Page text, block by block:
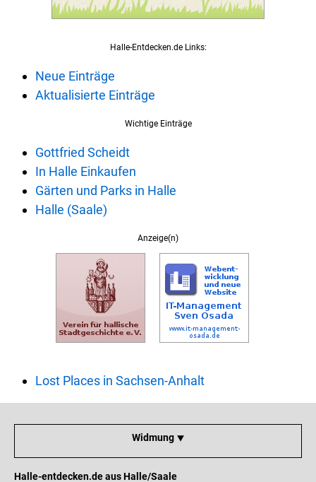
Halle-Entdecken.de Links:
Neue Einträge
Aktualisierte Einträge
Wichtige Einträge
Gottfried Scheidt
In Halle Einkaufen
Gärten und Parks in Halle
Halle (Saale)
Anzeige(n)
Lost Places in Sachsen-Anhalt
Widmung ⯆
Halle-entdecken.de aus Halle/Saale